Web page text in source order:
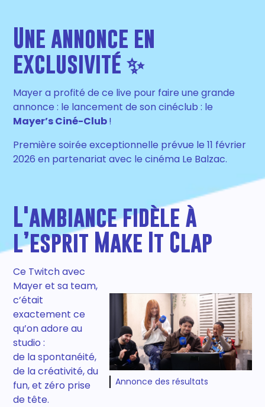
Une annonce en
exclusivité ✨
Mayer a profité de ce live pour faire une grande
annonce : le lancement de son cinéclub : le
Mayer’s Ciné-Club!
Première soirée exceptionnelle prévue le 11 février
2026 en partenariat avec le cinéma Le Balzac.
L'ambiance fidèle à
l’esprit Make It Clap
Annonce des résultats
Ce Twitch avec
Mayer et sa team,
c’était
exactement ce
qu’on adore au
studio :
de la spontanéité,
de la créativité, du
fun, et zéro prise
de tête.